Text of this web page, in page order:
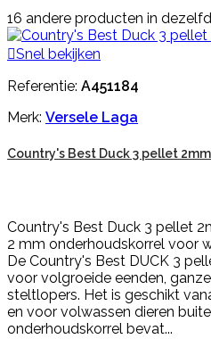
16 andere producten in
Snel bekijken
Referentie: A451184
Merk: Versele Laga
Country's Best Duck 3 pellet
Country's Best Duck 3 pellet
2 mm onderhoudskorrel voor
De Country's Best DUCK 3
voor volgroeide eenden,
steltlopers. Het is geschikt
en voor volwassen dieren
onderhoudskorrel bevat...